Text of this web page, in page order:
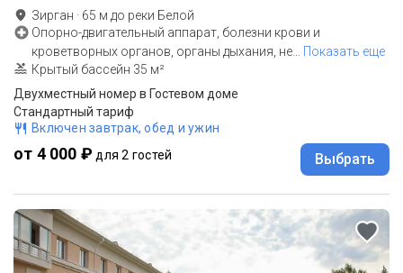
Зирган · 65 м до реки Белой
Опорно-двигательный аппарат, болезни крови и
кроветворных органов, органы дыхания, не
Показать еще
Крытый бассейн 35 м²
Двухместный номер в Гостевом доме
Стандартный тариф
Включен завтрак, обед и ужин
от 4 000 ₽ для 2 гостей Выбрать